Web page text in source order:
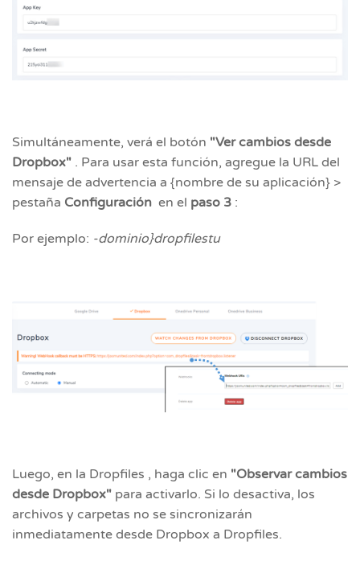
Simultáneamente, verá el botón "Ver cambios desde
Dropbox" . Para usar esta función, agregue la URL del
mensaje de advertencia a {nombre de su aplicación} >
pestaña Configuración en el paso 3 :
Por ejemplo: -dominio}dropfilestu
Luego, en la Dropfiles , haga clic en "Observar cambios
desde Dropbox" para activarlo. Si lo desactiva, los
archivos y carpetas no se sincronizarán
inmediatamente desde Dropbox a Dropfiles.